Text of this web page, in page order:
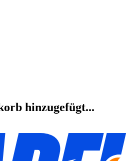
hinzugefügt...